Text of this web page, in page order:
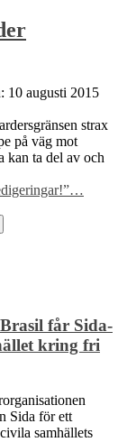
10 augusti 2015
strax
på väg mot
kan ta del av och
…
får Sida-
kring fri
Sida för ett
samhällets